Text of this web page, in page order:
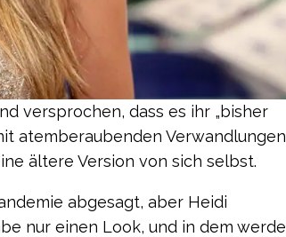
versprochen, dass es ihr „bisher
atemberaubenden Verwandlungen
ältere Version von sich selbst.
abgesagt, aber Heidi
nur einen Look, und in dem werde